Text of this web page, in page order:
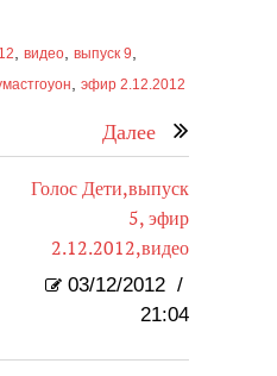
видео выпуск 9
эфир 2.12.2012
Далее
Голос Дети,выпуск
5, эфир
2.12.2012,видео
03/12/2012 /
21:04